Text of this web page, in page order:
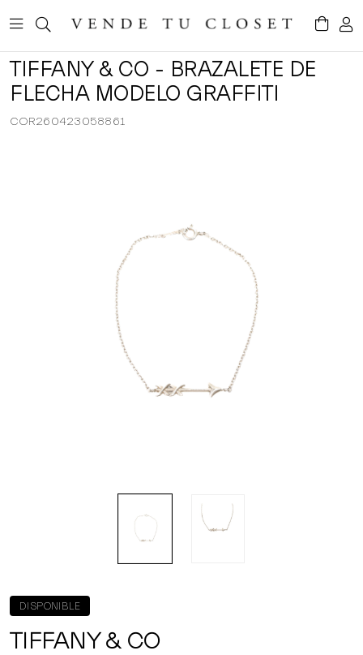
TIFFANY & CO - BRAZALETE DE
FLECHA MODELO GRAFFITI
COR260423058861
DISPONIBLE
TIFFANY & CO